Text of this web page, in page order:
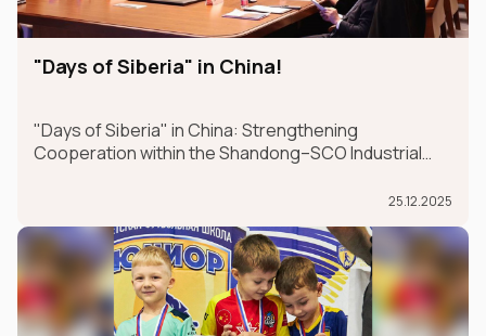
"Days of Siberia" in China!
"Days of Siberia" in China: Strengthening
Cooperation within the Shandong–SCO Industrial
25.12.2025